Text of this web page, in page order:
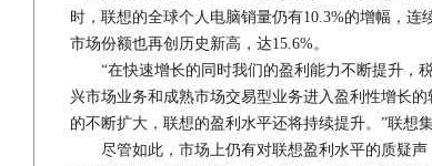
时，联想的全球个人电脑销量仍有10.3%的增幅，
市场份额也再创历史新高，达15.6%。
“在快速增长的同时我们的盈利能力不断提升，
兴市场业务和成熟市场交易型业务进入盈利性增长
的不断扩大，联想的盈利水平还将持续提升。”联想
尽管如此，市场上仍有对联想盈利水平的质疑声